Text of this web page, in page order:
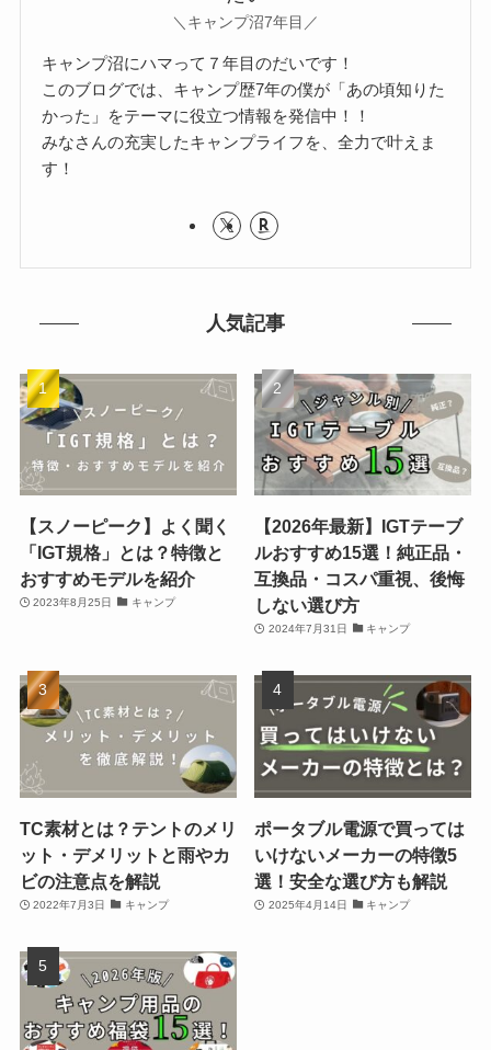
＼キャンプ沼7年目／
キャンプ沼にハマって７年目のだいです！
このブログでは、キャンプ歴7年の僕が「あの頃知りた
かった」をテーマに役立つ情報を発信中！！
みなさんの充実したキャンプライフを、全力で叶えま
す！
人気記事
【スノーピーク】よく聞く
「IGT規格」とは？特徴と
おすすめモデルを紹介
2023年8月25日 キャンプ
【2026年最新】IGTテーブ
ルおすすめ15選！純正品・
互換品・コスパ重視、後悔
しない選び方
2024年7月31日 キャンプ
TC素材とは？テントのメリ
ット・デメリットと雨やカ
ビの注意点を解説
2022年7月3日 キャンプ
ポータブル電源で買っては
いけないメーカーの特徴5
選！安全な選び方も解説
2025年4月14日 キャンプ